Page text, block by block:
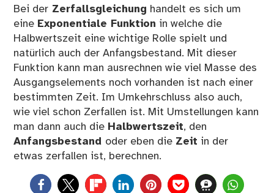
Bei der Zerfallsgleichung handelt es sich um
eine Exponentiale Funktion in welche die
Halbwertszeit eine wichtige Rolle spielt und
natürlich auch der Anfangsbestand. Mit dieser
Funktion kann man ausrechnen wie viel Masse des
Ausgangselements noch vorhanden ist nach einer
bestimmten Zeit. Im Umkehrschluss also auch,
wie viel schon Zerfallen ist. Mit Umstellungen kann
man dann auch die Halbwertszeit, den
Anfangsbestand oder eben die Zeit in der
etwas zerfallen ist, berechnen.
0